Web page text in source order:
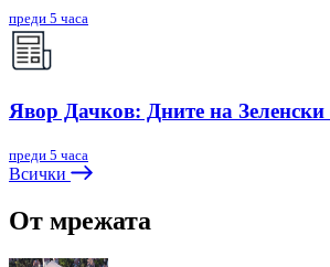
преди 5 часа
Явор Дачков: Дните на Зеленски
преди 5 часа
Всички
От мрежата